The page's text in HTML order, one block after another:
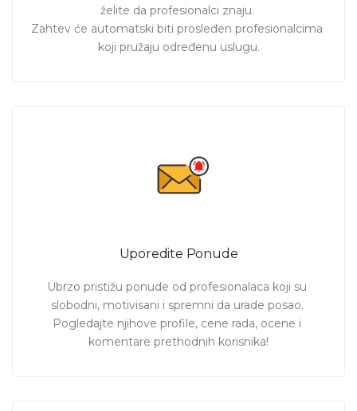
želite da profesionalci znaju.
Zahtev će automatski biti prosleđen profesionalcima
koji pružaju određenu uslugu.
Uporedite Ponude
Ubrzo pristižu ponude od profesionalaca koji su
slobodni, motivisani i spremni da urade posao.
Pogledajte njihove profile, cene rada, ocene i
komentare prethodnih korisnika!